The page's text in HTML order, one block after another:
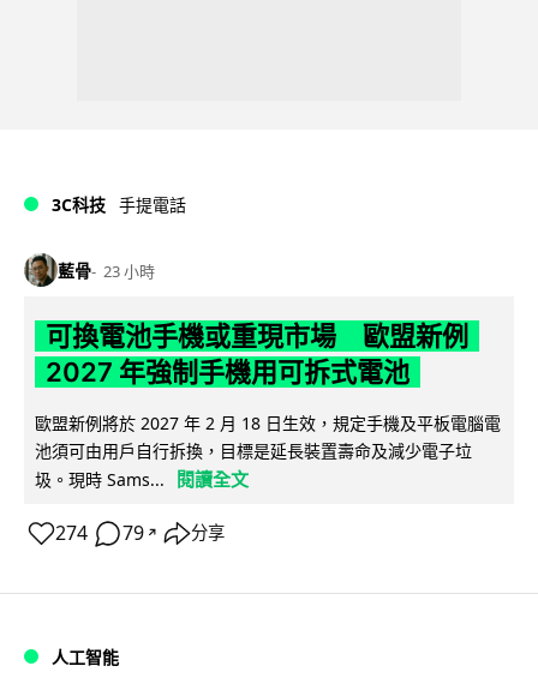
3C科技 手提電話
藍骨 23 小時
可換電池手機或重現市場 歐盟新例
2027 年強制手機用可拆式電池
歐盟新例將於 2027 年 2 月 18 日生效，規定手機及平板電腦電
池須可由用戶自行拆換，目標是延長裝置壽命及減少電子垃
圾。現時 Sams...
閱讀全文
274 79 ↗ 分享
人工智能